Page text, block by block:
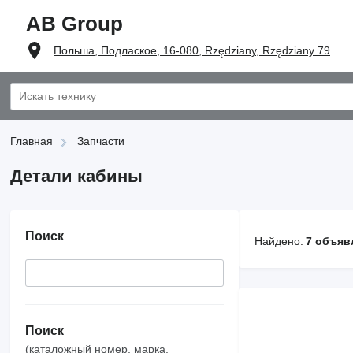
AB Group
Польша, Подлаское, 16-080, Rzędziany, Rzędziany 79
Главная Запчасти
Детали кабины
Поиск
Поиск
(каталожный номер, марка,
Найдено: 7